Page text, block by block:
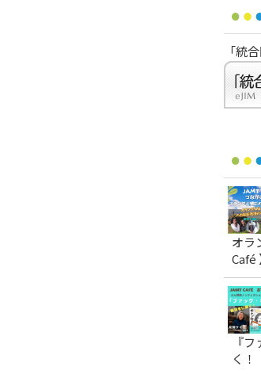
「統
オラ
Café
『
く！